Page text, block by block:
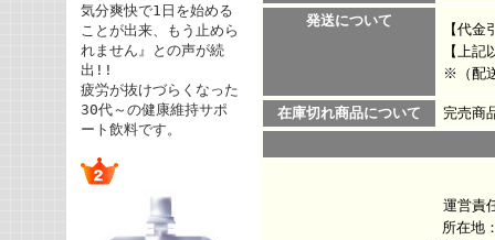
気分爽快で1日を始める
ことが出来、もう止めら
れません』との声が続
出!!
疲労が抜けづらくなった
30代～の健康維持サポ
ート飲料です。
発送について
【代
【上
※（配
在庫切れ商品について 完売商
運営責
所在地